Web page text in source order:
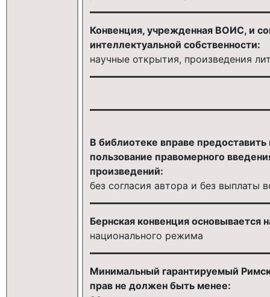
Конвенция, учрежденная ВОИС, и
интеллектуальной собственности:
научные открытия, произведения
В библиотеке вправе
пользование правомерного
произведений:
без согласия автора и без выплаты
Бернская конвенция основывается
национального режима
Минимальный гарантируемый
прав не должен быть менее: